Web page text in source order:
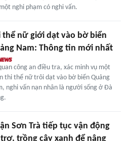
nghi phạm có nghi vấn.
thể nữ giới dạt vào bờ biển
Nam: Thông tin mới nhất
công an điều tra, xác minh vụ một
thi thể nữ trôi dạt vào bờ biển Quảng
nghi vấn nạn nhân là người sống ở Đà
Sơn Trà tiếp tục vận động
trồng cây xanh để nâng